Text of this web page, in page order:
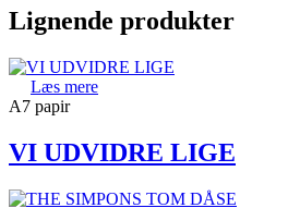
Lignende produkter
Læs mere
A7 papir
VI UDVIDRE LIGE